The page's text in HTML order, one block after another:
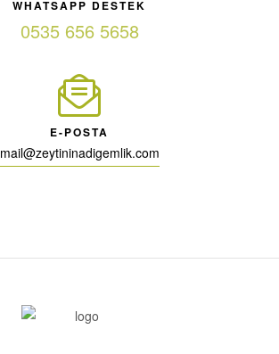
WHATSAPP DESTEK
0535 656 5658
E-POSTA
mail@zeytininadigemlik.com